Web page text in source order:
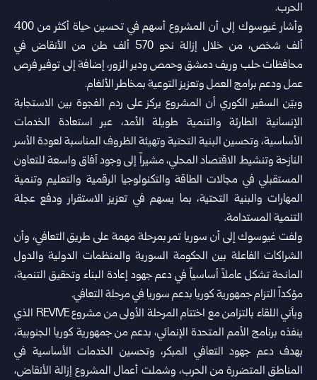
الحرب.
وأشار غيوسوك إلى أن المشروع أسهم في تحسين حياة أكثر من 400
ألف شخص، من خلال إزالة نحو 570 ألف طن من الأنقاض في
محافظات حلب وريف دمشق وحمص ودير الزور، إضافة إلى توفير فرص
عمل ودعم برامج العمل وتعزيز التوعية بمخاطر الألغام.
وبيّن السفير الكوري أن المشروع يركز على ردم الفجوة بين الاستجابة
الإنسانية الطارئة والتنمية طويلة الأمد، عبر استعادة الخدمات
الأساسية، وتحسين البنية التحتية وتهيئة الظروف المناسبة لعودة الأسر
النازحة وتنشيط الاقتصاد المحلي، مشيراً إلى وجود آفاق واسعة للتعاون
المستقبلي في مجالات الطاقة والتكنولوجيا الرقمية والتعليم وتنمية
المهارات والبنية التحتية، بما يسهم في تعزيز الاستقرار ودفع عجلة
التنمية المستدامة.
ولفت غيوسوك إلى أن سوريا تمر بمرحلة مهمة على طريق التعافي، وأن
الشراكات الفاعلة بين الحكومة السورية والمنظمات الدولية والدول
المانحة تشكل عاملاً أساسياً في دعم جهود إعادة البناء وتحقيق التنمية،
مؤكداً التزام جمهورية كوريا بدعم سوريا في مرحلة التعافي.
ويأتي اللقاء بالتزامن مع اختتام المرحلة الأولى من مشروع REVIVE الذي
ينفذه برنامج الأمم المتحدة الإنمائي، بدعم من جمهورية كوريا الجنوبية،
بهدف دعم جهود التعافي المبكر، وتحسين الخدمات الأساسية في
المناطق المتضررة من الحرب، وشملت أعمال المشروع إزالة الأنقاض،